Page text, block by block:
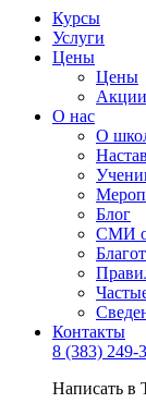
Курсы
Услуги
Цены
Цены
Акции
О нас
О
Блог
СМИ о
Контакты
8 (383) 249-
Написать в